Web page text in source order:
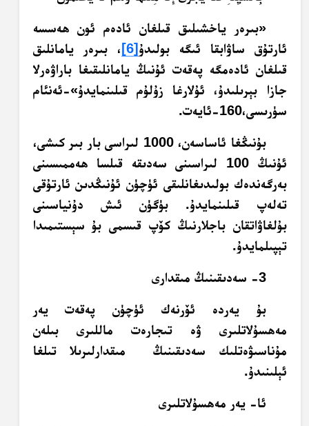
«بىرەر ياخشىلىق قىلغان ئادەم ئون ھەسسە
ئارتۇق ساۋابقا ئىگە بولىدۇ [6]
، بىرەر يامانلىق
قىلغان ئادەمگە پەقەت ئۇنىڭ يامانلىقىغا باراۋەرلا
جازا بېرىلىدۇ، ئۇلارغا زۇلۇم قىلىنمايدۇ»-ئەنئام
سۈرىسى،160-ئايەت.
بۇنىڭغا ئاساسەن، 1000 لىراسى بار بىر كىشى،
ئۇنىڭ 100 لىراسىنى سەدىقە قىلسا ھەممىسىنى
بەرگەندەك بولىدىغانلىقى ئۈچۈن ئۇنىڭدىن ئارتۇقى
تەلەپ قىلىنمايدۇ. بۈگۈن ئىش دۇنياسىنى
بۇلغاۋاتقان باجلارنىڭ كۆپ قىسمى بۇ سېستىمىدا
تېپىلمايدۇ.
3- سەدىقىنىڭ مىقدارى
بۇ يەردە ئۆرنەك ئۈچۈن پەقەت يەر
مەھسۇلاتلىرى ۋە تىجارەت ماللىرى بىلەن
مۇناسىۋەتلىك سەدىقىنىڭ مىقدارلىرىلا تىلغا
ئېلىنىدۇ.
ئا- يەر مەھسۇلاتلىرى